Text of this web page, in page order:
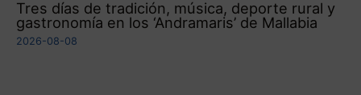
Tres días de tradición, música, deporte rural y
gastronomía en los ‘Andramaris’ de Mallabia
2026-08-08